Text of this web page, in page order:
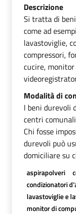
Descrizione
Si tratta di
come ad
lavastoviglie,
compressori,
cucire,
Modalità di
I beni durevoli
centri
Chi fosse
durevoli può
domiciliare su
aspirapolveri
condizionatori
lavastoviglie e
monitor di